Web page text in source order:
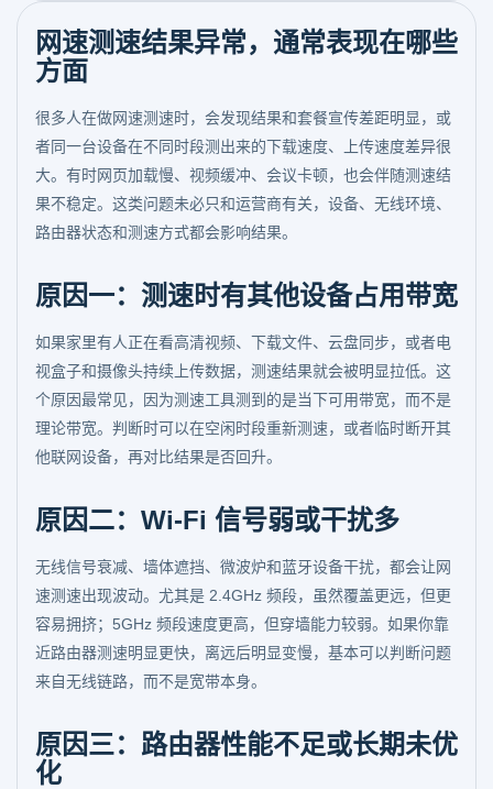
网速测速结果异常，通常表现在哪些
方面
很多人在做网速测速时，会发现结果和套餐宣传差距明显，或
者同一台设备在不同时段测出来的下载速度、上传速度差异很
大。有时网页加载慢、视频缓冲、会议卡顿，也会伴随测速结
果不稳定。这类问题未必只和运营商有关，设备、无线环境、
路由器状态和测速方式都会影响结果。
原因一：测速时有其他设备占用带宽
如果家里有人正在看高清视频、下载文件、云盘同步，或者电
视盒子和摄像头持续上传数据，测速结果就会被明显拉低。这
个原因最常见，因为测速工具测到的是当下可用带宽，而不是
理论带宽。判断时可以在空闲时段重新测速，或者临时断开其
他联网设备，再对比结果是否回升。
原因二：Wi-Fi 信号弱或干扰多
无线信号衰减、墙体遮挡、微波炉和蓝牙设备干扰，都会让网
速测速出现波动。尤其是 2.4GHz 频段，虽然覆盖更远，但更
容易拥挤；5GHz 频段速度更高，但穿墙能力较弱。如果你靠
近路由器测速明显更快，离远后明显变慢，基本可以判断问题
来自无线链路，而不是宽带本身。
原因三：路由器性能不足或长期未优
化